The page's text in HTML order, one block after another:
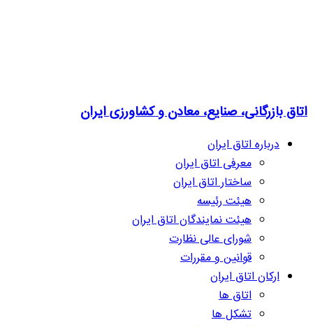
اتاق بازرگانی، صنایع، معادن و کشاورزی ایران
درباره اتاق ایران
معرفی اتاق ایران
ساختار اتاق ایران
هیئت رئیسه
هیئت نمایندگان اتاق ایران
شورای عالی نظارت
قوانین و مقررات
ارکان اتاق ایران
اتاق ها
تشکل ها